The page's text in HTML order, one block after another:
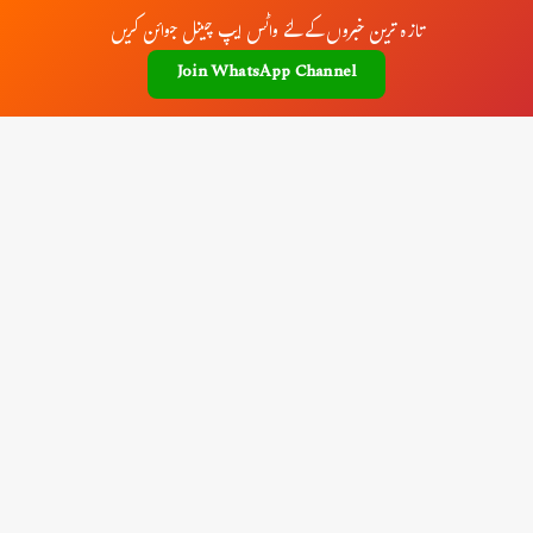
تازہ ترین خبروں کے لئے واٹس ایپ چینل جوائن کریں
Join WhatsApp Channel